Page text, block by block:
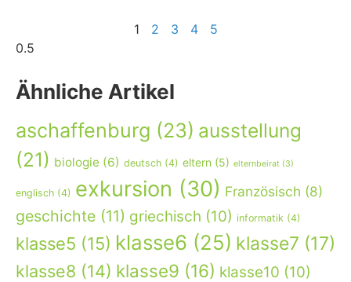
1 2 3 4 5
Ähnliche Artikel
aschaffenburg (23) ausstellung
(21) biologie (6) deutsch (4) eltern (5) elternbeirat (3)
englisch (4) exkursion (30) Französisch (8)
geschichte (11) griechisch (10) informatik (4)
klasse5 (15) klasse6 (25) klasse7 (17)
klasse8 (14) klasse9 (16) klasse10 (10)